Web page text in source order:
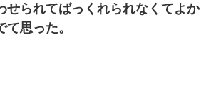
せられてばっくれられなくてよか
て思った。